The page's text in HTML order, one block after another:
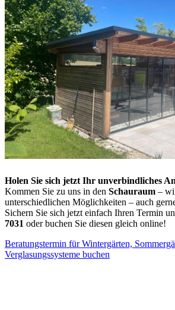
Holen Sie sich jetzt Ihr unverbindliches
Kommen Sie zu uns in den Schauraum –
unterschiedlichen Möglichkeiten – auch
Sichern Sie sich jetzt einfach Ihren Termin
7031 oder buchen Sie diesen gleich online!
Beratungstermin für Wintergärten,
Verglasungssysteme buchen